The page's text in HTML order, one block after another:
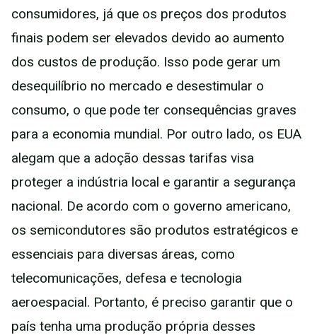
consumidores, já que os preços dos produtos
finais podem ser elevados devido ao aumento
dos custos de produção. Isso pode gerar um
desequilíbrio no mercado e desestimular o
consumo, o que pode ter consequências graves
para a economia mundial. Por outro lado, os EUA
alegam que a adoção dessas tarifas visa
proteger a indústria local e garantir a segurança
nacional. De acordo com o governo americano,
os semicondutores são produtos estratégicos e
essenciais para diversas áreas, como
telecomunicações, defesa e tecnologia
aeroespacial. Portanto, é preciso garantir que o
país tenha uma produção própria desses